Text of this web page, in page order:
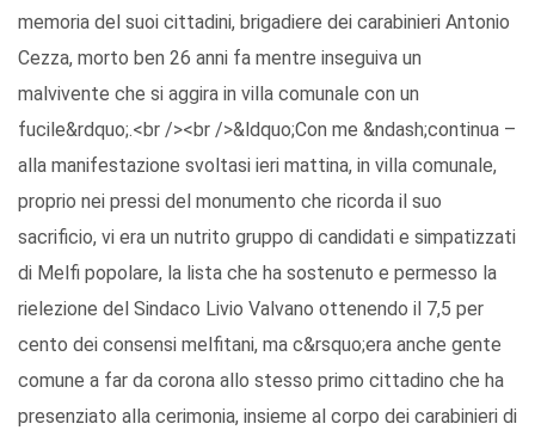
memoria del suoi cittadini, brigadiere dei carabinieri Antonio
Cezza, morto ben 26 anni fa mentre inseguiva un
malvivente che si aggira in villa comunale con un
fucile&rdquo;.<br /><br />&ldquo;Con me &ndash;continua –
alla manifestazione svoltasi ieri mattina, in villa comunale,
proprio nei pressi del monumento che ricorda il suo
sacrificio, vi era un nutrito gruppo di candidati e simpatizzati
di Melfi popolare, la lista che ha sostenuto e permesso la
rielezione del Sindaco Livio Valvano ottenendo il 7,5 per
cento dei consensi melfitani, ma c&rsquo;era anche gente
comune a far da corona allo stesso primo cittadino che ha
presenziato alla cerimonia, insieme al corpo dei carabinieri di